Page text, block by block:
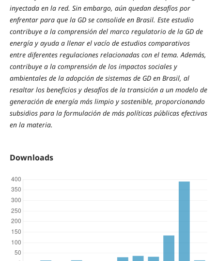
inyectada en la red. Sin embargo, aún quedan desafíos por
enfrentar para que la GD se consolide en Brasil. Este estudio
contribuye a la comprensión del marco regulatorio de la GD de
energía y ayuda a llenar el vacío de estudios comparativos
entre diferentes regulaciones relacionadas con el tema. Además,
contribuye a la comprensión de los impactos sociales y
ambientales de la adopción de sistemas de GD en Brasil, al
resaltar los beneficios y desafíos de la transición a un modelo de
generación de energía más limpio y sostenible, proporcionando
subsidios para la formulación de más políticas públicas efectivas
en la materia.
Downloads